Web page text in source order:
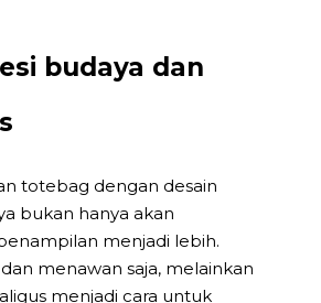
budaya dan
totebag dengan desain
bukan hanya akan
menjadi lebih.
menawan saja, melainkan
menjadi cara untuk